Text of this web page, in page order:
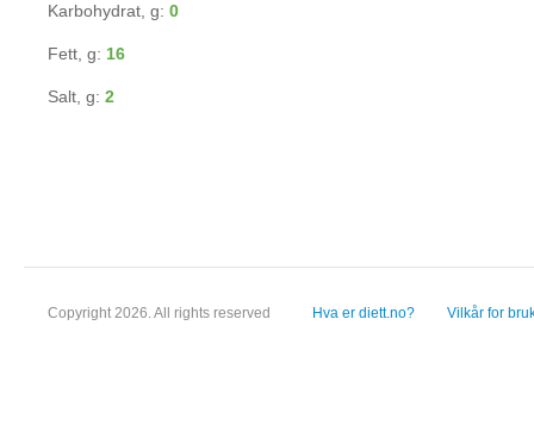
Karbohydrat, g: 0
Fett, g: 16
Salt, g: 2
Copyright 2026. All rights reserved Hva er diett.no? Vilkår for